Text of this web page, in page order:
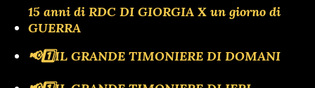
15 anni di RDC DI GIORGIA X un giorno di
GUERRA
📢1️⃣IL GRANDE TIMONIERE DI DOMANI